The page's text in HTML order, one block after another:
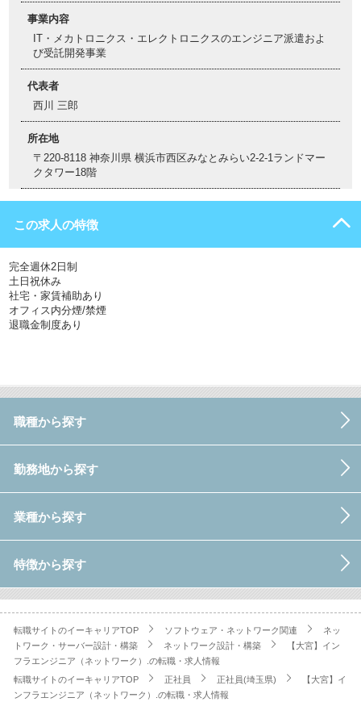
事業内容
IT・メカトロニクス・エレクトロニクスのエンジニア派遣およ
び受託開発事業
代表者
西川 三郎
所在地
〒220-8118 神奈川県 横浜市西区みなとみらい2-2-1ランドマー
クタワー18階
この求人の特徴
完全週休2日制
土日祝休み
社宅・家賃補助あり
オフィス内分煙/禁煙
退職金制度あり
職種から探す
勤務地から探す
業種から探す
特徴から探す
転職サイトのイーキャリアTOP ソフトウェア・ネットワーク関連
ネッ
トワーク・サーバー設計・構築
ネットワーク設計・構築
【大宮】イン
フラエンジニア（ネットワーク）.の転職・求人情報
転職サイトのイーキャリアTOP
正社員 正社員(埼玉県)
【大宮】イ
ンフラエンジニア（ネットワーク）.の転職・求人情報